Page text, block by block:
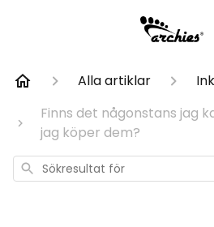
Alla artiklar
Finns det någonstans jag
jag köper dem?
Sökresultat
för